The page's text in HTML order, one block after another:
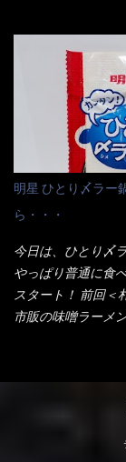
りました～ 熱湯
ている～ 隣に用
へ内容物を全て移
させる。 箸で麺
りました。 良い
カップの壁面に残
トカップへ。 まず
打ちで縮れてます
は、やはり太く平
いのね。 箸で持ち
蒙古タンメン中本
い！ そう湯を吸
い。 多分麺は、厚
てみないといけな
は食べた事あるの
品揃えも上じゃん
うが無いじゃん！
ぇ～ 袋麺と云え
に革新的な袋麺が
品！！ 生麺感覚
有名になりTOPに
がリリース！つま
しては廉価版の
本品なんか出前一
スープが主流でし
覚）と云うのが評
ヨ～ でも熊が＼
た。 それじゃ～
在庫が無いため・
明星 ひとり〆ラー
ら・・・
今日は、ひとり〆
やっぱり普通に食
スタート！ 前回
市販の味噌ラーメ
おひとり用鍋の素
旨みが染み出たス
が溶け出たスープ